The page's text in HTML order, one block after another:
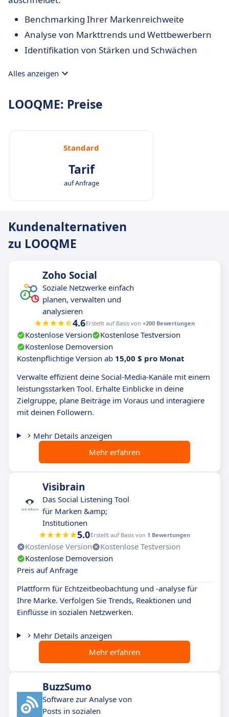
Benchmarking Ihrer Markenreichweite
Analyse von Markttrends und Wettbewerbern
Identifikation von Stärken und Schwächen
Alles anzeigen
LOOQME: Preise
Standard
Tarif
auf Anfrage
Kundenalternativen
zu LOOQME
Zoho Social
Soziale Netzwerke einfach
planen, verwalten und
analysieren
4.6Erstellt auf Basis von +200 Bewertungen
Kostenlose Version
Kostenlose Testversion
Kostenlose Demoversion
Kostenpflichtige Version ab 15,00 $ pro Monat
Verwalte effizient deine Social-Media-Kanäle mit einem
leistungsstarken Tool. Erhalte Einblicke in deine
Zielgruppe, plane Beiträge im Voraus und interagiere
mit deinen Followern.
Mehr Details anzeigen
Mehr erfahren
Visibrain
Das Social Listening Tool
für Marken &amp;
Institutionen
5.0Erstellt auf Basis von 1 Bewertungen
Kostenlose Version
Kostenlose Testversion
Kostenlose Demoversion
Preis auf Anfrage
Plattform für Echtzeitbeobachtung und -analyse für
Ihre Marke. Verfolgen Sie Trends, Reaktionen und
Einflüsse in sozialen Netzwerken.
Mehr Details anzeigen
Mehr erfahren
BuzzSumo
Software zur Analyse von
Posts in sozialen